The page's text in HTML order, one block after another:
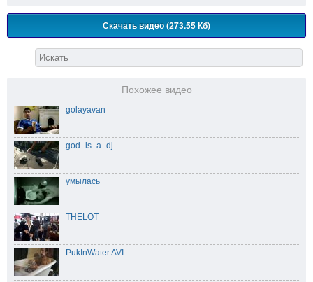
Скачать видео (273.55 Кб)
Похожее видео
golayavan
god_is_a_dj
умылась
THELOT
PukInWater.AVI